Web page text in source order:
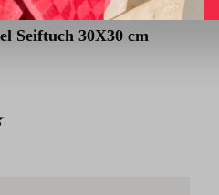
Seiftuch 30X30 cm